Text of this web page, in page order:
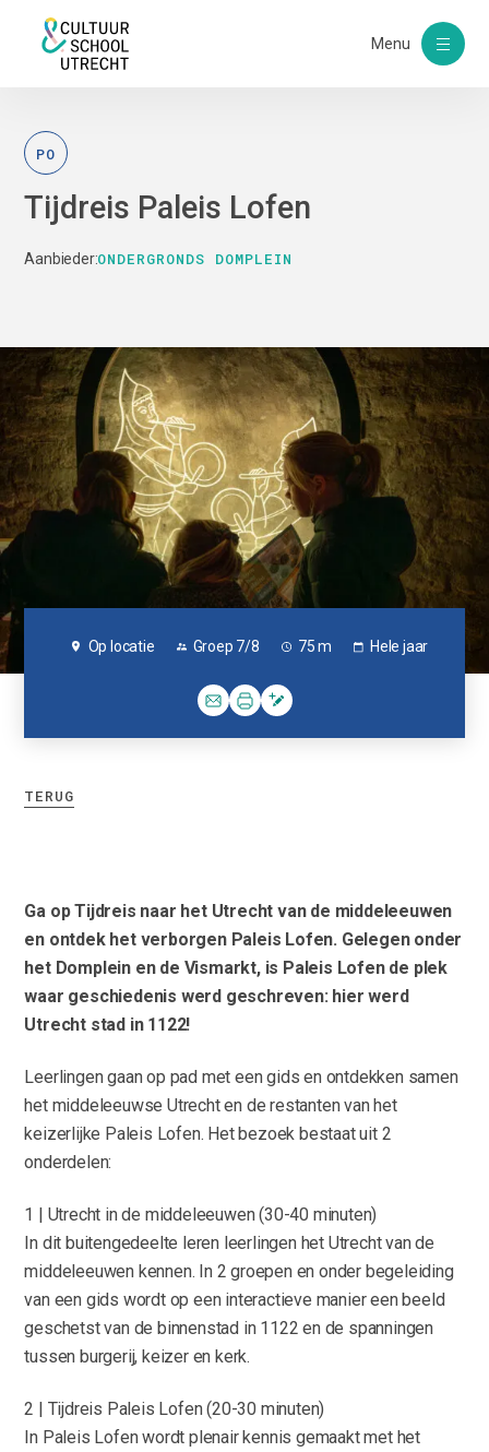
Menu
PO
Tijdreis Paleis Lofen
Aanbieder:ONDERGRONDS DOMPLEIN
Op locatie Groep 7/8 75 m Hele jaar
TERUG
Ga op Tijdreis naar het Utrecht van de middeleeuwen
en ontdek het verborgen Paleis Lofen. Gelegen onder
het Domplein en de Vismarkt, is Paleis Lofen de plek
waar geschiedenis werd geschreven: hier werd
Utrecht stad in 1122!
Leerlingen gaan op pad met een gids en ontdekken samen
het middeleeuwse Utrecht en de restanten van het
keizerlijke Paleis Lofen. Het bezoek bestaat uit 2
onderdelen:
1 | Utrecht in de middeleeuwen (30-40 minuten)
In dit buitengedeelte leren leerlingen het Utrecht van de
middeleeuwen kennen. In 2 groepen en onder begeleiding
van een gids wordt op een interactieve manier een beeld
geschetst van de binnenstad in 1122 en de spanningen
tussen burgerij, keizer en kerk.
2 | Tijdreis Paleis Lofen (20-30 minuten)
In Paleis Lofen wordt plenair kennis gemaakt met het